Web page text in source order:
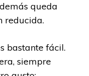
queda
reducida.
bastante fácil.
siempre